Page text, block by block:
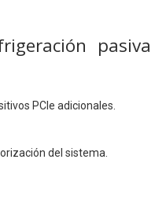
PCIe adicionales.
del sistema.